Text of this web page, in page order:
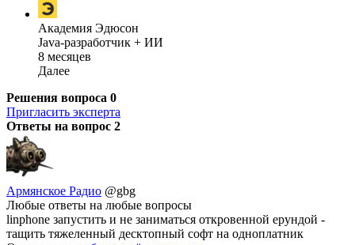
Академия Эдюсон
Java-разработчик + ИИ
8 месяцев
Далее
Решения вопроса 0
Пригласить эксперта
Ответы на вопрос 2
Армянское Радио @gbg
Любые ответы на любые вопросы
linphone запустить и не заниматься откровенной ерундой -
тащить тяжеленный десктопный софт на одноплатник